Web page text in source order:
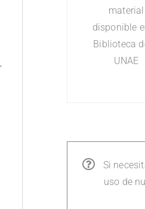
material
disponible
Biblioteca
UNAE
Si
uso de